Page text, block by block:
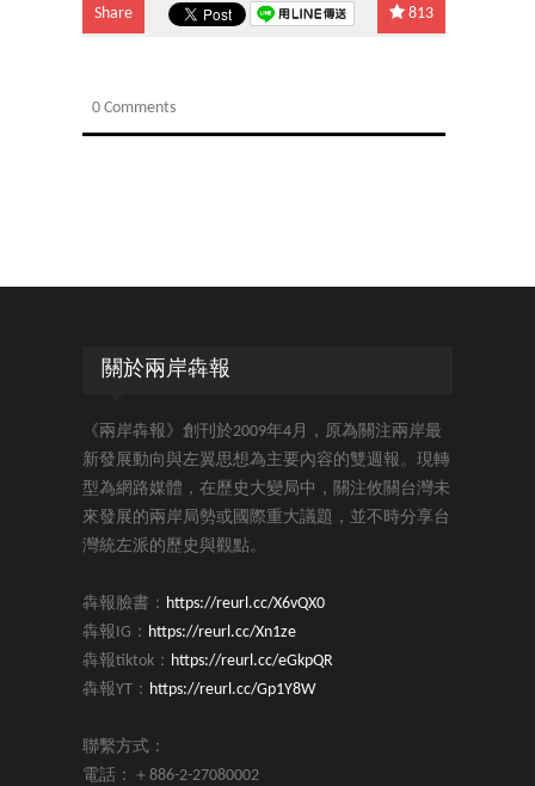
Share 813
0 Comments
關於兩岸犇報
《兩岸犇報》創刊於2009年4月，原為關注兩岸最
新發展動向與左翼思想為主要內容的雙週報。現轉
型為網路媒體，在歷史大變局中，關注攸關台灣未
來發展的兩岸局勢或國際重大議題，並不時分享台
灣統左派的歷史與觀點。
犇報臉書： https://reurl.cc/X6vQX0
犇報IG： https://reurl.cc/Xn1ze
犇報tiktok： https://reurl.cc/eGkpQR
犇報YT： https://reurl.cc/Gp1Y8W
聯繫方式：
電話：＋886-2-27080002